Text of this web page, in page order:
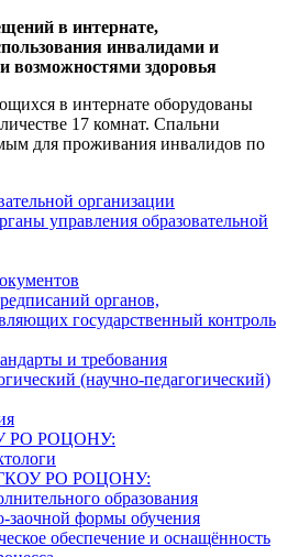
в интернате,
инвалидами и
возможностями здоровья
в интернате оборудованы
17 комнат. Спальни
для проживания инвалидов по
организации
управления образовательной
органов,
государственный контроль
и требования
(научно-педагогический)
РО РОЦОНУ:
ГКОУ РО РОЦОНУ:
образования
заочной формы обучения
обеспечение и оснащённость